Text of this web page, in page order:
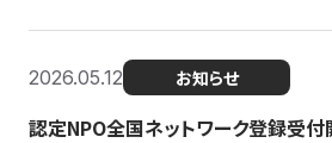
2026.05.12 お知らせ
認定NPO全国ネットワーク登録受付